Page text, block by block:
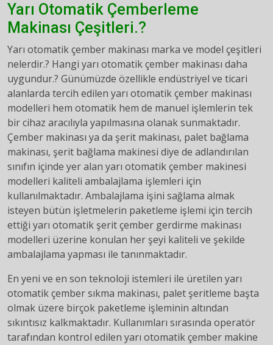
Yarı Otomatik Çemberleme
Makinası Çeşitleri.?
Yarı otomatik çember makinası marka ve model çeşitleri
nelerdir.? Hangi yarı otomatik çember makinası daha
uygundur.? Günümüzde özellikle endüstriyel ve ticari
alanlarda tercih edilen yarı otomatik çember makinası
modelleri hem otomatik hem de manuel işlemlerin tek
bir cihaz aracılıyla yapılmasına olanak sunmaktadır.
Çember makinası ya da şerit makinası, palet bağlama
makinası, şerit bağlama makinesi diye de adlandırılan
sınıfın içinde yer alan yarı otomatik çember makinesi
modelleri kaliteli ambalajlama işlemleri için
kullanılmaktadır. Ambalajlama işini sağlama almak
isteyen bütün işletmelerin paketleme işlemi için tercih
ettiği yarı otomatik şerit çember gerdirme makinası
modelleri üzerine konulan her şeyi kaliteli ve şekilde
ambalajlama yapması ile tanınmaktadır.
En yeni ve en son teknoloji istemleri ile üretilen yarı
otomatik çember sıkma makinası, palet şeritleme başta
olmak üzere birçok paketleme işleminin altından
sıkıntısız kalkmaktadır. Kullanımları sırasında operatör
tarafından kontrol edilen yarı otomatik çember makine